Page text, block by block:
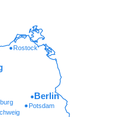
Potsdam
Rostock
Berlin